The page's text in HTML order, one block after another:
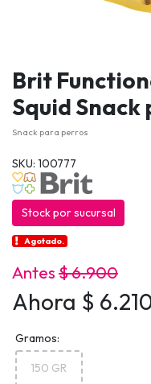
Brit
Squid
Snack para perros
SKU: 100777
Stock por sucursal
Agotado.
Antes$ 6.900
Ahora $
Gramos:
150 GR